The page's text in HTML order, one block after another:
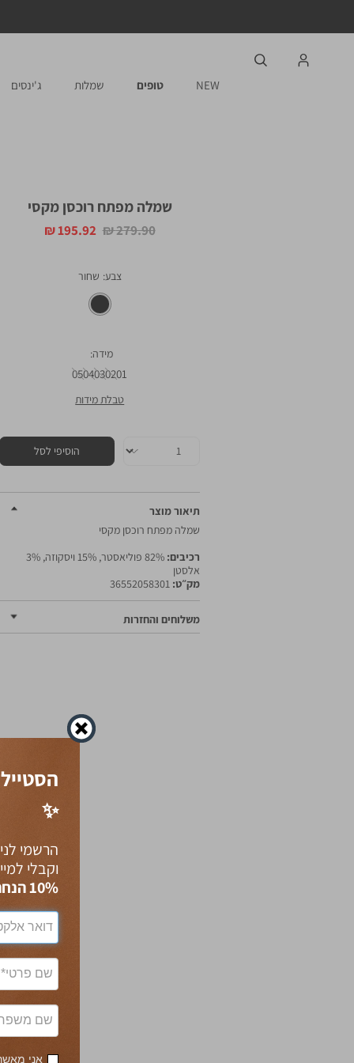
NEW טופים שמלות ג'ינסים
שמלה מפתח רוכסן מקסי
מחיר
195.92 ₪
מחיר
279.90 ₪
צבע שחור
מידה
01
02
03
04
05
טבלת מידות
הוסיפי לסל
תיאור מוצר
שמלה מפתח רוכסן מקסי
רכיבים:
82% פוליאסטר, 15% ויסקוזה, 3%
אלסטן
מק״ט: 36552058301
משלוחים והחזרות
✨
הרשמי
וקבלי
10% הנחה
אני